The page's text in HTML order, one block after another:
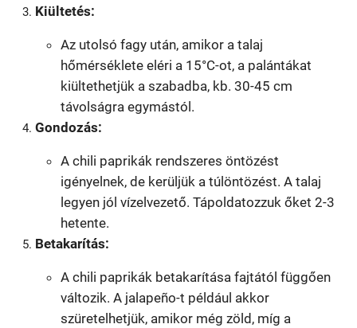
Kiültetés:
Az utolsó fagy után, amikor a talaj
hőmérséklete eléri a 15°C-ot, a palántákat
kiültethetjük a szabadba, kb. 30-45 cm
távolságra egymástól.
Gondozás:
A chili paprikák rendszeres öntözést
igényelnek, de kerüljük a túlöntözést. A talaj
legyen jól vízelvezető. Tápoldatozzuk őket 2-3
hetente.
Betakarítás:
A chili paprikák betakarítása fajtától függően
változik. A jalapeño-t például akkor
szüretelhetjük, amikor még zöld, míg a